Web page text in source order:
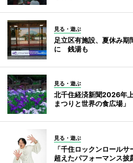
見る・遊ぶ
足立区有施設、夏休み
に 銭湯も
見る・遊ぶ
北千住経済新聞2026年
まつりと世界の食広場」
見る・遊ぶ
「千住ロックンロール
超えたパフォーマンス披